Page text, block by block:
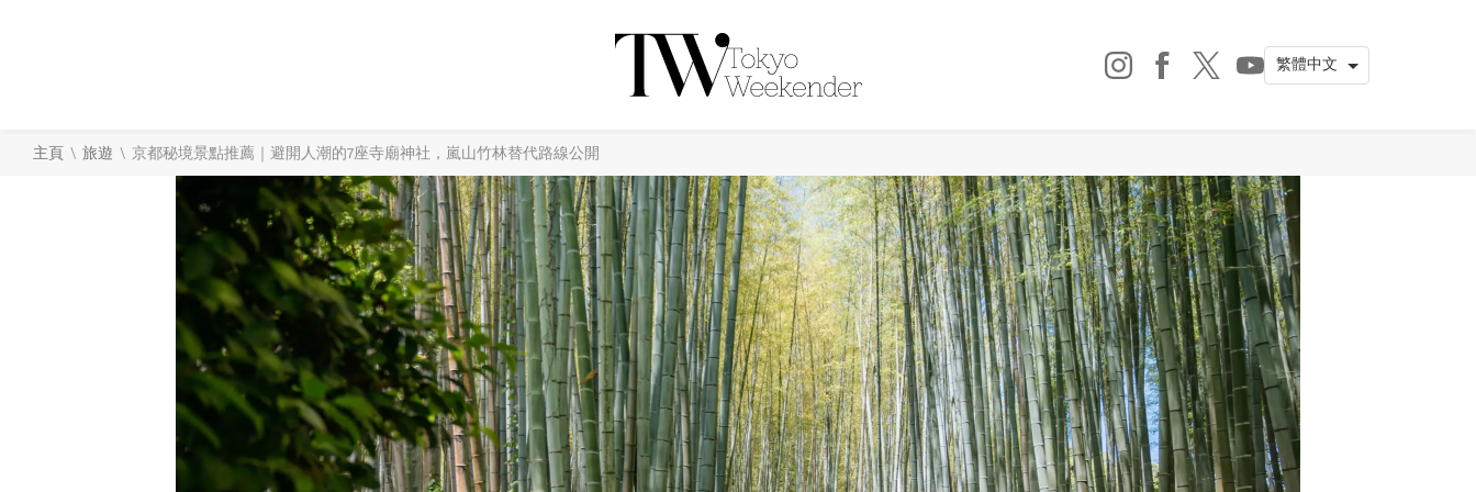
主頁 \ 旅遊 \ 京都秘境景點推薦｜避開人潮的7座寺廟神社，嵐山竹林替代路線公開